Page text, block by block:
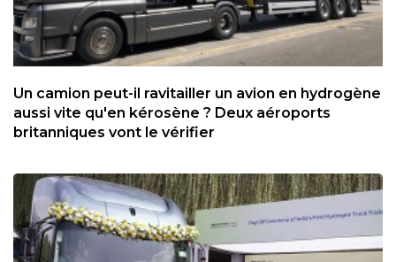
Un camion peut-il ravitailler un avion en hydrogène
aussi vite qu'en kérosène ? Deux aéroports
britanniques vont le vérifier